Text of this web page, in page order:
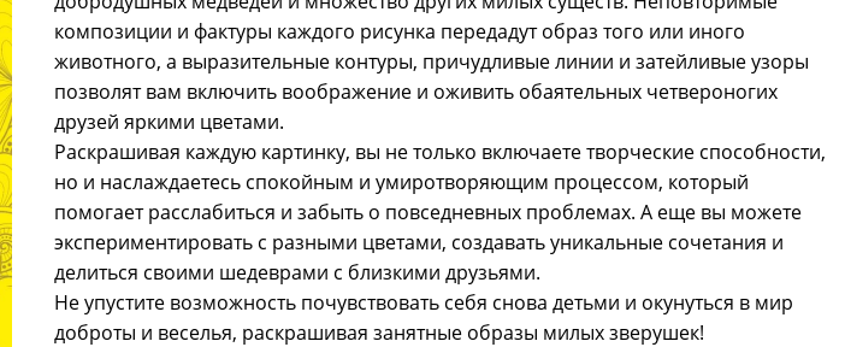
композиции и фактуры каждого рисунка передадут образ того или иного
животного, а выразительные контуры, причудливые линии и затейливые узоры
позволят вам включить воображение и оживить обаятельных четвероногих
друзей яркими цветами.
Раскрашивая каждую картинку, вы не только включаете творческие способности,
но и наслаждаетесь спокойным и умиротворяющим процессом, который
помогает расслабиться и забыть о повседневных проблемах. А еще вы можете
экспериментировать с разными цветами, создавать уникальные сочетания и
делиться своими шедеврами с близкими друзьями.
Не упустите возможность почувствовать себя снова детьми и окунуться в мир
доброты и веселья, раскрашивая занятные образы милых зверушек!